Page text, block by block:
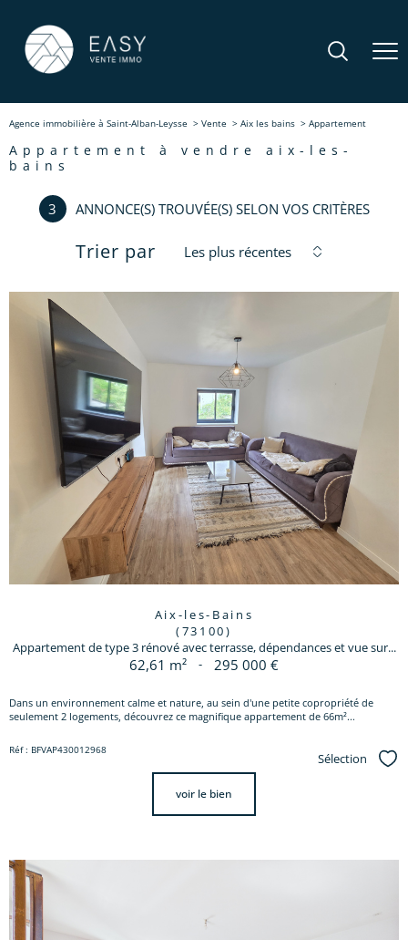
Agence immobilière à Saint-Alban-Leysse Vente Aix les bains Appartement
appartement à vendre aix-les-
bains
3 ANNONCE(S) TROUVÉE(S) SELON VOS CRITÈRES
Trier par Les plus récentes
Aix-les-Bains
(73100)
Appartement de type 3 rénové avec terrasse, dépendances et vue sur...
62,61 m² - 295 000 €
Dans un environnement calme et nature, au sein d'une petite copropriété de
seulement 2 logements, découvrez ce magnifique appartement de 66m²...
Réf : BFVAP430012968
Sélection
voir le bien